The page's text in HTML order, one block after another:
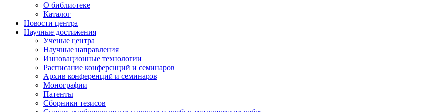
О библиотеке
Каталог
Новости центра
Научные достижения
Ученые центра
Научные направления
Инновационные технологии
Расписание конференций и семинаров
Архив конференций и семинаров
Монографии
Патенты
Сборники тезисов